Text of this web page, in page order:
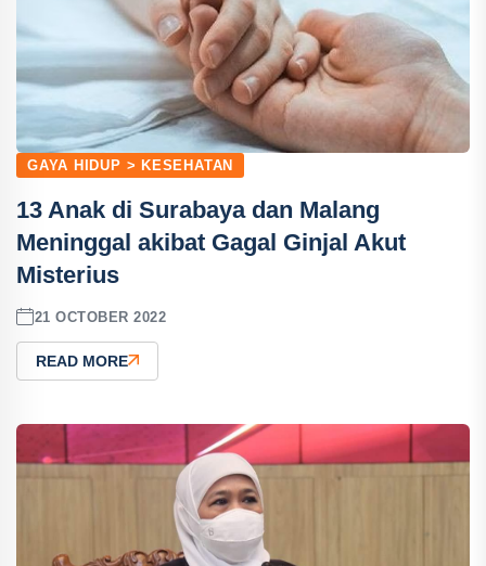
GAYA HIDUP > KESEHATAN
13 Anak di Surabaya dan Malang
Meninggal akibat Gagal Ginjal Akut
Misterius
21 OCTOBER 2022
READ MORE